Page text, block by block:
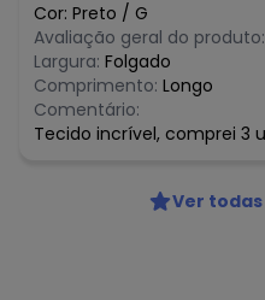
Cor: Preto / G
Avaliação geral do produto:
Largura: Folgado
Comprimento: Longo
Comentário:
Tecido incrível, comprei 3
Ver